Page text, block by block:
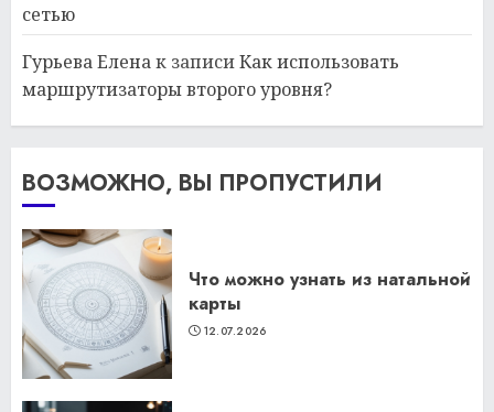
сетью
Гурьева Еленак записиКак использовать
маршрутизаторы второго уровня?
ВОЗМОЖНО, ВЫ ПРОПУСТИЛИ
Что можно узнать из натальной
карты
12.07.2026